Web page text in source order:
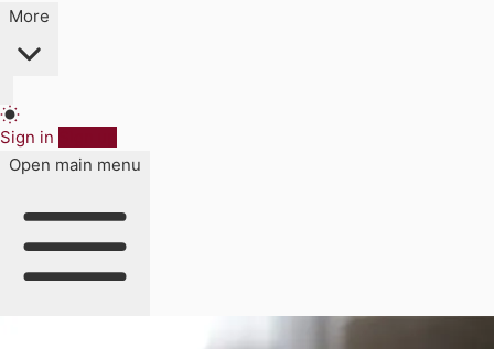
More
Sign in
Open main menu